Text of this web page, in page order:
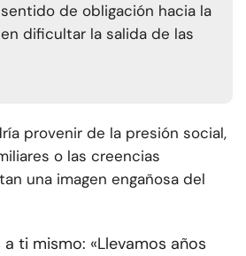
de obligación hacia la
dificultar la salida de las
provenir de la presión social,
o las creencias
una imagen engañosa del
a ti mismo: «Llevamos años